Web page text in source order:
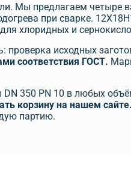
Мы предлагаем четыре
при сварке.
хлоридных и
исходных
соответствия ГОСТ.
350 PN 10 в любых
корзину на нашем сайте.
партию.